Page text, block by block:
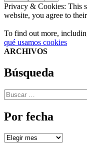
Privacy & Cookies: This
website, you agree to
To find out more,
qué usamos cookies
ARCHIVOS
Búsqueda
Buscar
por:
Por fecha
Por